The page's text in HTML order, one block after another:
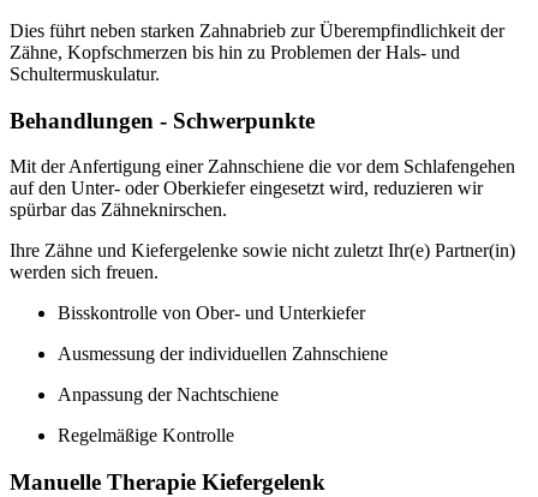
Dies führt neben starken Zahnabrieb zur Überempfindlichkeit der
Zähne, Kopfschmerzen bis hin zu Problemen der Hals- und
Schultermuskulatur.
Behandlungen - Schwerpunkte
Mit der Anfertigung einer Zahnschiene die vor dem Schlafengehen
auf den Unter- oder Oberkiefer eingesetzt wird, reduzieren wir
spürbar das Zähneknirschen.
Ihre Zähne und Kiefergelenke sowie nicht zuletzt Ihr(e) Partner(in)
werden sich freuen.
Bisskontrolle von Ober- und Unterkiefer
Ausmessung der individuellen Zahnschiene
Anpassung der Nachtschiene
Regelmäßige Kontrolle
Manuelle Therapie Kiefergelenk